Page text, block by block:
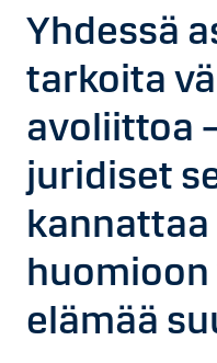
Yhdessä
tarkoita
avoliittoa
juridiset
elämää